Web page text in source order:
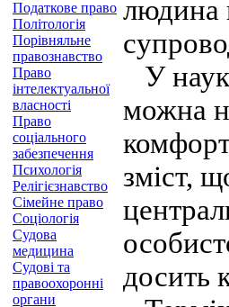
Податкове право
Політологія
Порівняльне
правознавство
Право
інтелектуальної
власності
Право
соціального
забезпечення
Психологія
Релігієзнавство
Сімейне право
Соціологія
Судова
медицина
Судові та
правоохоронні
органи
людина
У
можна
зміст,
досить